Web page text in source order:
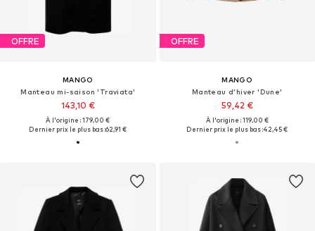
OFFRE
MANGO
Manteau mi-saison 'Traviata'
143,10 €
À l'origine : 179,00 €
Dernier prix le plus bas :62,91 €
OFFRE
MANGO
Manteau d’hiver 'Dune'
59,42 €
À l'origine : 119,00 €
Dernier prix le plus bas :42,45 €